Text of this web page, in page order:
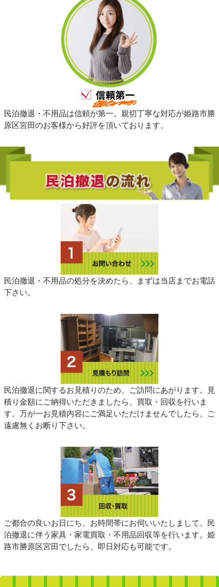
民泊撤退・不用品は信頼が第一。親切丁寧な対応が姫路市勝
原区宮田のお客様から好評を頂いております。
民泊撤退・不用品の処分を決めたら、まずは当店までお電話
下さい。
民泊撤退に関するお見積りのため、ご訪問にあがります。見
積り金額にご納得いただきましたら、買取・回収を行いま
す。万が一お見積内容にご満足いただけませんでしたら、ご
遠慮無くお断り下さい。
ご都合の良いお日にち、お時間帯にお伺いいたしまして、民
泊撤退に伴う家具・家電買取・不用品回収等を行います。姫
路市勝原区宮田でしたら、即日対応も可能です。